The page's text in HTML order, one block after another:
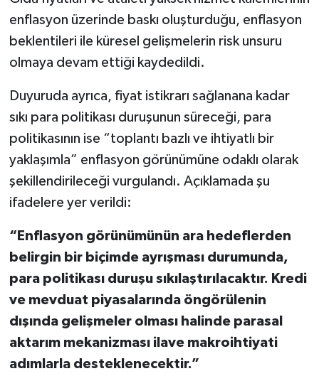
enflasyon üzerinde baskı oluşturduğu, enflasyon
beklentileri ile küresel gelişmelerin risk unsuru
olmaya devam ettiği kaydedildi.
Duyuruda ayrıca, fiyat istikrarı sağlanana kadar
sıkı para politikası duruşunun süreceği, para
politikasının ise “toplantı bazlı ve ihtiyatlı bir
yaklaşımla” enflasyon görünümüne odaklı olarak
şekillendirileceği vurgulandı. Açıklamada şu
ifadelere yer verildi:
“Enflasyon görünümünün ara hedeflerden
belirgin bir biçimde ayrışması durumunda,
para politikası duruşu sıkılaştırılacaktır. Kredi
ve mevduat piyasalarında öngörülenin
dışında gelişmeler olması halinde parasal
aktarım mekanizması ilave makroihtiyati
adımlarla desteklenecektir.”